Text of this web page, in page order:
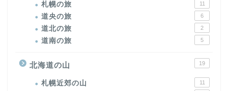
札幌の旅 11
道央の旅 6
道北の旅 2
道南の旅 5
北海道の山 19
札幌近郊の山 11